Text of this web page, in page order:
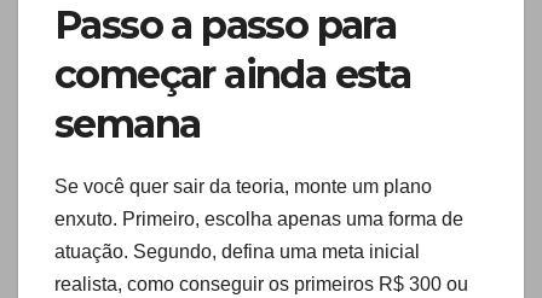
Passo a passo para
começar ainda esta
semana
Se você quer sair da teoria, monte um plano
enxuto. Primeiro, escolha apenas uma forma de
atuação. Segundo, defina uma meta inicial
realista, como conseguir os primeiros R$ 300 ou